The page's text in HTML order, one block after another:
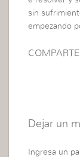
sin
empezando
Dejar un
Ingresa un